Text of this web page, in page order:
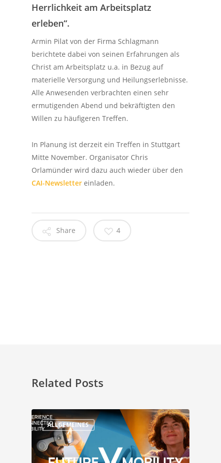
Herrlichkeit am Arbeitsplatz
erleben“.
Armin Pilat von der Firma Schlagmann
berichtete dabei von seinen Erfahrungen als
Christ am Arbeitsplatz u.a. in Bezug auf
materielle Versorgung und Heilungserlebnisse.
Alle Anwesenden verbrachten einen sehr
ermutigenden Abend und bekräftigten den
Willen zu häufigeren Treffen.
In Planung ist derzeit ein Treffen in Stuttgart
Mitte November. Organisator Chris
Orlamünder wird dazu auch wieder über den
CAI-Newsletter einladen.
Share 4
Related Posts
ALLGEMEINES